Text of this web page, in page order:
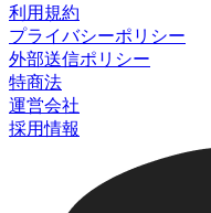
利用規約
プライバシーポリシー
外部送信ポリシー
特商法
運営会社
採用情報